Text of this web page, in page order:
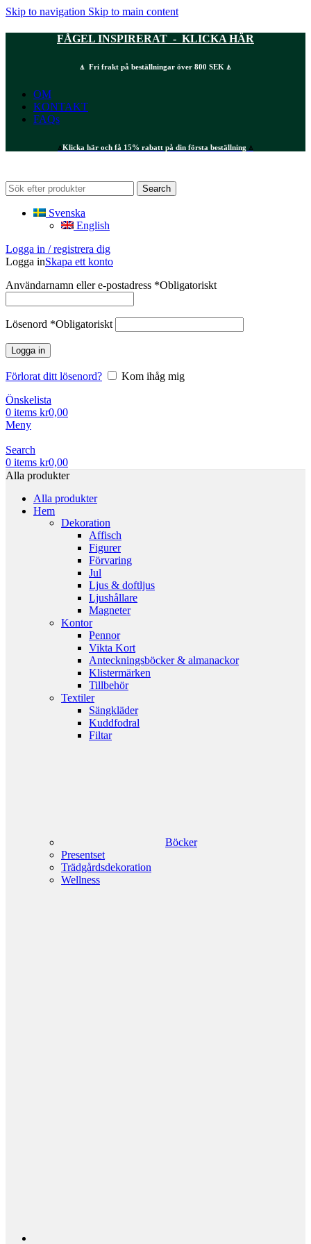
Skip to navigation Skip to main content
FÅGEL INSPIRERAT - KLICKA HÄR
⍋ Fri frakt på beställningar över 800 SEK ⍋
OM
KONTAKT
FAQs
⍋Klicka här och få 15% rabatt på din första beställning ⍋
Search
Svenska
English
Logga in / registrera dig
Logga inSkapa ett konto
Användarnamn eller e-postadress *Obligatoriskt
Lösenord *Obligatoriskt
Logga in
Förlorat ditt lösenord?
Kom ihåg mig
Önskelista
0 items kr0,00
Meny
Search
0 items kr0,00
Alla produkter
Alla produkter
Hem
Dekoration
Affisch
Figurer
Förvaring
Jul
Ljus & doftljus
Ljushållare
Magneter
Kontor
Pennor
Vikta Kort
Anteckningsböcker & almanackor
Klistermärken
Tillbehör
Textiler
Sängkläder
Kuddfodral
Filtar
Böcker
Presentset
Trädgårdsdekoration
Wellness